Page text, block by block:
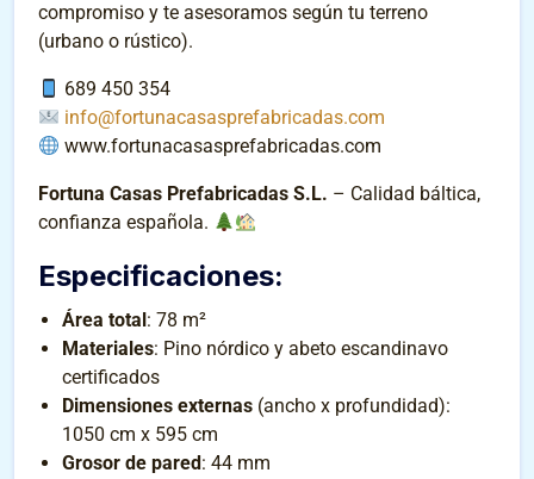
compromiso y te asesoramos según tu terreno
(urbano o rústico).
689 450 354
info@fortunacasasprefabricadas.com
www.fortunacasasprefabricadas.com
Fortuna Casas Prefabricadas S.L. – Calidad báltica,
confianza española.
Especificaciones:
Área total : 78 m²
Materiales: Pino nórdico y abeto escandinavo
certificados
Dimensiones externas (ancho x profundidad):
1050 cm x 595 cm
Grosor de pared : 44 mm